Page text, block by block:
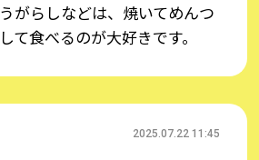
がらしなどは、焼いてめんつ
て食べるのが大好きです。
2025.07.22 11:45